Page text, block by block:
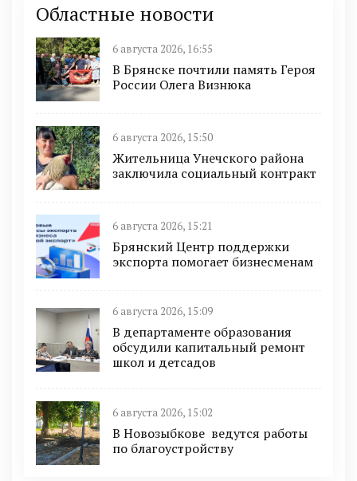
Областные новости
6 августа 2026, 16:55
В Брянске почтили память Героя
России Олега Визнюка
6 августа 2026, 15:50
Жительница Унечского района
заключила социальный контракт
6 августа 2026, 15:21
Брянский Центр поддержки
экспорта помогает бизнесменам
6 августа 2026, 15:09
В департаменте образования
обсудили капитальный ремонт
школ и детсадов
6 августа 2026, 15:02
В Новозыбкове ведутся работы
по благоустройству